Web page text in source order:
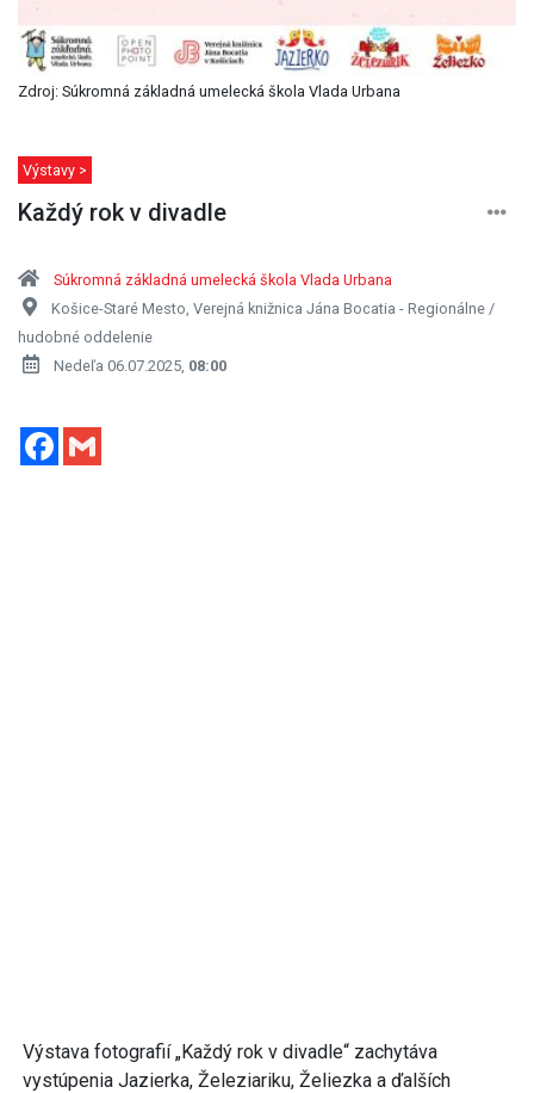
Zdroj: Súkromná základná umelecká škola Vlada Urbana
Výstavy >
Každý rok v divadle
Súkromná základná umelecká škola Vlada Urbana
Košice-Staré Mesto, Verejná knižnica Jána Bocatia - Regionálne /
hudobné oddelenie
Nedeľa 06.07.2025, 08:00
Facebook
Výstava fotografií „Každý rok v divadle“ zachytáva
vystúpenia Jazierka, Železiariku, Želiezka a ďalších